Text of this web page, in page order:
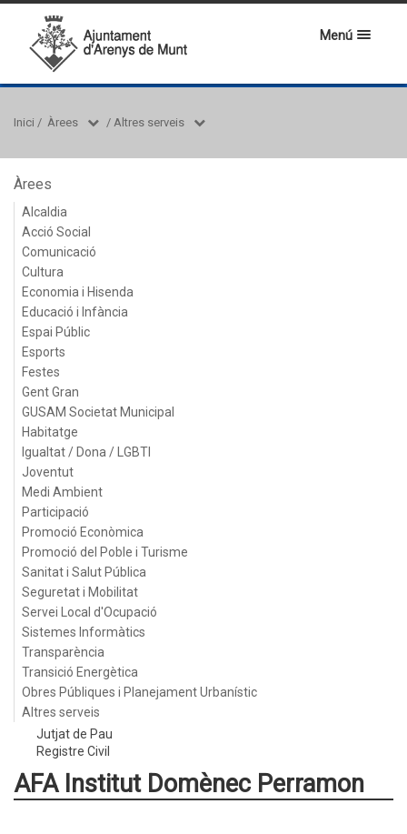
Menú
Inici / Àrees / Altres serveis
Àrees
Alcaldia
Acció Social
Comunicació
Cultura
Economia i Hisenda
Educació i Infància
Espai Públic
Esports
Festes
Gent Gran
GUSAM Societat Municipal
Habitatge
Igualtat / Dona / LGBTI
Joventut
Medi Ambient
Participació
Promoció Econòmica
Promoció del Poble i Turisme
Sanitat i Salut Pública
Seguretat i Mobilitat
Servei Local d'Ocupació
Sistemes Informàtics
Transparència
Transició Energètica
Obres Públiques i Planejament Urbanístic
Altres serveis
Jutjat de Pau
Registre Civil
AFA Institut Domènec Perramon